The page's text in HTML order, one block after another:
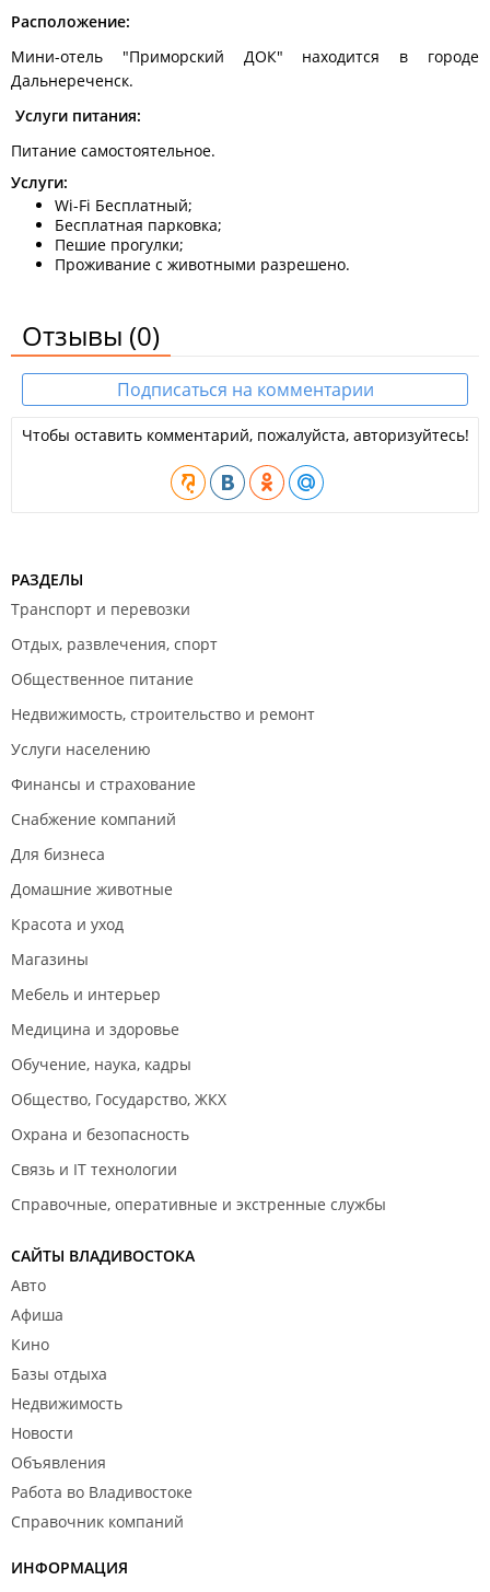
Расположение:
Мини-отель "Приморский ДОК" находится в городе
Дальнереченск.
Услуги питания:
Питание самостоятельное.
Услуги:
Wi-Fi Бесплатный;
Бесплатная парковка;
Пешие прогулки;
Проживание с животными разрешено.
Отзывы (0)
Подписаться на комментарии
Чтобы оставить комментарий, пожалуйста, авторизуйтесь!
РАЗДЕЛЫ
Транспорт и перевозки
Отдых, развлечения, спорт
Общественное питание
Недвижимость, строительство и ремонт
Услуги населению
Финансы и страхование
Снабжение компаний
Для бизнеса
Домашние животные
Красота и уход
Магазины
Мебель и интерьер
Медицина и здоровье
Обучение, наука, кадры
Общество, Государство, ЖКХ
Охрана и безопасность
Связь и IT технологии
Справочные, оперативные и экстренные службы
САЙТЫ ВЛАДИВОСТОКА
Авто
Афиша
Кино
Базы отдыха
Недвижимость
Новости
Объявления
Работа во Владивостоке
Справочник компаний
ИНФОРМАЦИЯ